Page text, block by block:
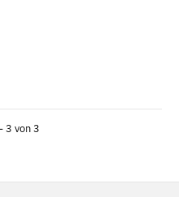
3 von 3